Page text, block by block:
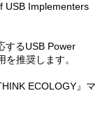
USB Implementers
するUSB Power
推奨します。
ECOLOGY』マ